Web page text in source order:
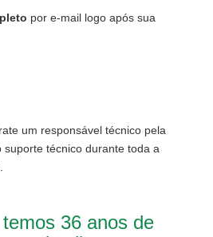
por e-mail logo após sua
um responsável técnico pela
técnico durante toda a
36 anos de